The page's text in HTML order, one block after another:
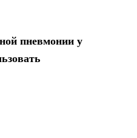
пневмонии у